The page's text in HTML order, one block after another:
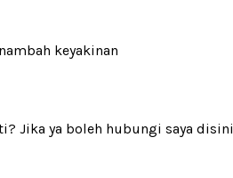
keyakinan
Jika ya boleh hubungi saya disini